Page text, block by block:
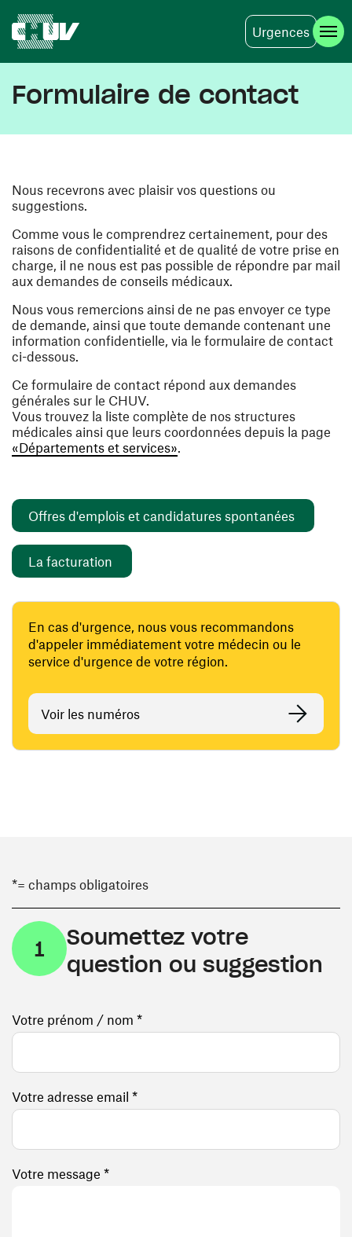
Urgences
Formulaire de contact
Nous recevrons avec plaisir vos questions ou
suggestions.
Comme vous le comprendrez certainement, pour des
raisons de confidentialité et de qualité de votre prise en
charge, il ne nous est pas possible de répondre par mail
aux demandes de conseils médicaux.
Nous vous remercions ainsi de ne pas envoyer ce type
de demande, ainsi que toute demande contenant une
information confidentielle, via le formulaire de contact
ci-dessous.
Ce formulaire de contact répond aux demandes
générales sur le CHUV.
Vous trouvez la liste complète de nos structures
médicales ainsi que leurs coordonnées depuis la page
«Départements et services».
Offres d'emplois et candidatures spontanées
La facturation
En cas d'urgence, nous vous recommandons
d'appeler immédiatement votre médecin ou le
service d'urgence de votre région.
Voir les numéros
*= champs obligatoires
1
Soumettez votre
question ou suggestion
Votre prénom / nom *
Votre adresse email *
Votre message *